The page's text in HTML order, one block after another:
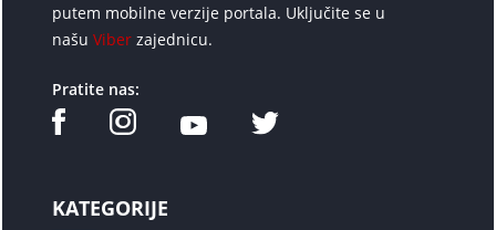
putem mobilne verzije portala. Uključite se u
našu Viberzajednicu.
Pratite nas:
KATEGORIJE